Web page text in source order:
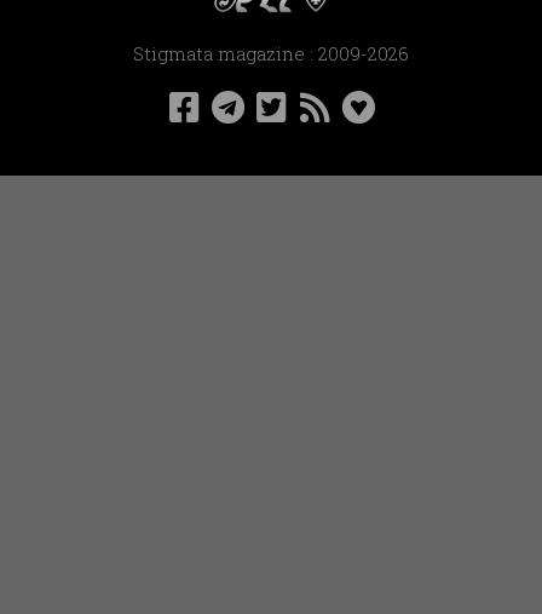
Stigmata magazine : 2009-2026